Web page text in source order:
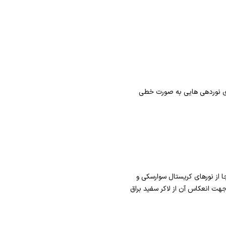
نوردهی هایی به صورت خطی
نورهای کریستال سوارسکی و
انعکاس آن از لاکر سفید براق